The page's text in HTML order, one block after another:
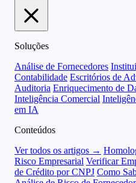
Soluções
Análise de Fornecedores
Contabilidade Escritórios de
Auditoria Enriquecimento de
Inteligência Comercial
em IA
Conteúdos
Ver todos os artigos →
Risco Empresarial Verificar
de Crédito por CNPJ Como